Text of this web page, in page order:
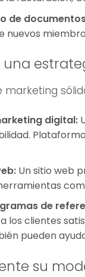
de
nuevos
una
marketing
digital:
Un sitio web
de
los clientes
pueden
su